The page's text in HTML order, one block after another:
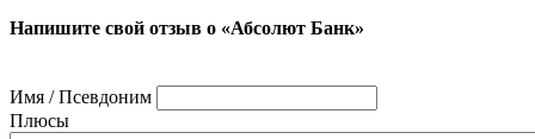
Напишите свой отзыв о «Абсолют Банк»
Имя / Псевдоним
Плюсы